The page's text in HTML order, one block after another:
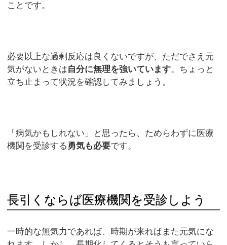
ことです。
必要以上な過剰反応は良くないですが、ただでさえ元
気がないときは自分に無理を強いています。ちょっと
立ち止まって状況を確認してみましょう。
「病気かもしれない」と思ったら、ためらわずに医療
機関を受診する 勇気も必要です。
長引くならば医療機関を受診しよう
一時的な無気力であれば、時期が来ればまた元気にな